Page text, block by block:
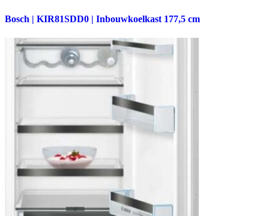
Bosch | KIR81SDD0 | Inbouwkoelkast 177,5 cm